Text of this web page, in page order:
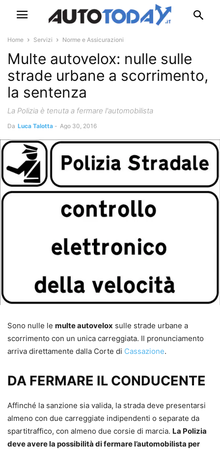
Home Servizi Norme e Assicurazioni
Multe autovelox: nulle sulle
strade urbane a scorrimento,
la sentenza
La Polizia è tenuta a fermare l'automobilista
Da Luca Talotta - Ago 30, 2016
Sono nulle le multe autovelox sulle strade urbane a
scorrimento con un unica carreggiata. Il pronunciamento
arriva direttamente dalla Corte di Cassazione.
DA FERMARE IL CONDUCENTE
Affinché la sanzione sia valida, la strada deve presentarsi
almeno con due carreggiate indipendenti o separate da
spartitraffico, con almeno due corsie di marcia. La Polizia
deve avere la possibilità di fermare l’automobilista per